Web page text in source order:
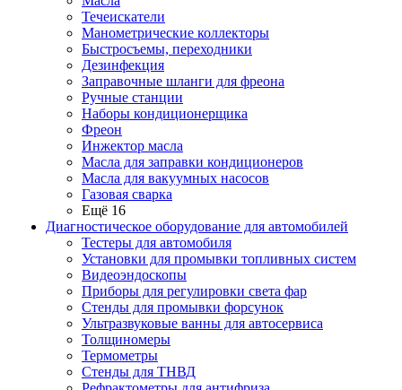
Течеискатели
Манометрические коллекторы
Быстросъемы, переходники
Дезинфекция
Заправочные шланги для фреона
Ручные станции
Наборы кондиционерщика
Фреон
Инжектор масла
Масла для заправки кондиционеров
Масла для вакуумных насосов
Газовая сварка
Ещё 16
Диагностическое оборудование для автомобилей
Тестеры для автомобиля
Установки для промывки топливных систем
Видеоэндоскопы
Приборы для регулировки света фар
Стенды для промывки форсунок
Ультразвуковые ванны для автосервиса
Толщиномеры
Термометры
Стенды для ТНВД